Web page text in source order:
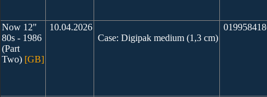
Now 12"
80s - 1986
(Part
Two) [GB]
10.04.2026
Case: Digipak medium (1,3 cm)